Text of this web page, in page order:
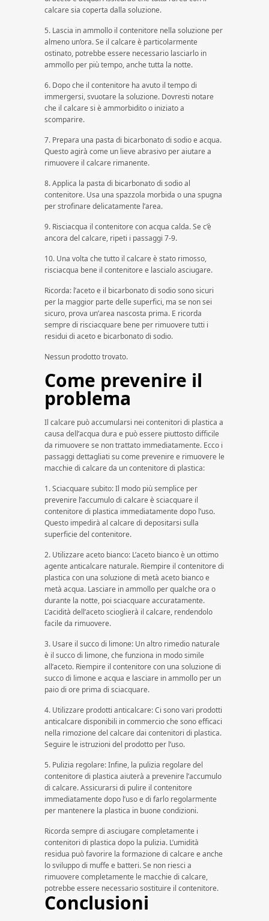
calcare sia coperta dalla soluzione.
5. Lascia in ammollo il contenitore nella soluzione per
almeno un’ora. Se il calcare è particolarmente
ostinato, potrebbe essere necessario lasciarlo in
ammollo per più tempo, anche tutta la notte.
6. Dopo che il contenitore ha avuto il tempo di
immergersi, svuotare la soluzione. Dovresti notare
che il calcare si è ammorbidito o iniziato a
scomparire.
7. Prepara una pasta di bicarbonato di sodio e acqua.
Questo agirà come un lieve abrasivo per aiutare a
rimuovere il calcare rimanente.
8. Applica la pasta di bicarbonato di sodio al
contenitore. Usa una spazzola morbida o una spugna
per strofinare delicatamente l’area.
9. Risciacqua il contenitore con acqua calda. Se c’è
ancora del calcare, ripeti i passaggi 7-9.
10. Una volta che tutto il calcare è stato rimosso,
risciacqua bene il contenitore e lascialo asciugare.
Ricorda: l’aceto e il bicarbonato di sodio sono sicuri
per la maggior parte delle superfici, ma se non sei
sicuro, prova un’area nascosta prima. E ricorda
sempre di risciacquare bene per rimuovere tutti i
residui di aceto e bicarbonato di sodio.
Nessun prodotto trovato.
Come prevenire il
problema
Il calcare può accumularsi nei contenitori di plastica a
causa dell’acqua dura e può essere piuttosto difficile
da rimuovere se non trattato immediatamente. Ecco i
passaggi dettagliati su come prevenire e rimuovere le
macchie di calcare da un contenitore di plastica:
1. Sciacquare subito: Il modo più semplice per
prevenire l’accumulo di calcare è sciacquare il
contenitore di plastica immediatamente dopo l’uso.
Questo impedirà al calcare di depositarsi sulla
superficie del contenitore.
2. Utilizzare aceto bianco: L’aceto bianco è un ottimo
agente anticalcare naturale. Riempire il contenitore di
plastica con una soluzione di metà aceto bianco e
metà acqua. Lasciare in ammollo per qualche ora o
durante la notte, poi sciacquare accuratamente.
L’acidità dell’aceto scioglierà il calcare, rendendolo
facile da rimuovere.
3. Usare il succo di limone: Un altro rimedio naturale
è il succo di limone, che funziona in modo simile
all’aceto. Riempire il contenitore con una soluzione di
succo di limone e acqua e lasciare in ammollo per un
paio di ore prima di sciacquare.
4. Utilizzare prodotti anticalcare: Ci sono vari prodotti
anticalcare disponibili in commercio che sono efficaci
nella rimozione del calcare dai contenitori di plastica.
Seguire le istruzioni del prodotto per l’uso.
5. Pulizia regolare: Infine, la pulizia regolare del
contenitore di plastica aiuterà a prevenire l’accumulo
di calcare. Assicurarsi di pulire il contenitore
immediatamente dopo l’uso e di farlo regolarmente
per mantenere la plastica in buone condizioni.
Ricorda sempre di asciugare completamente i
contenitori di plastica dopo la pulizia. L’umidità
residua può favorire la formazione di calcare e anche
lo sviluppo di muffe e batteri. Se non riesci a
rimuovere completamente le macchie di calcare,
potrebbe essere necessario sostituire il contenitore.
Conclusioni